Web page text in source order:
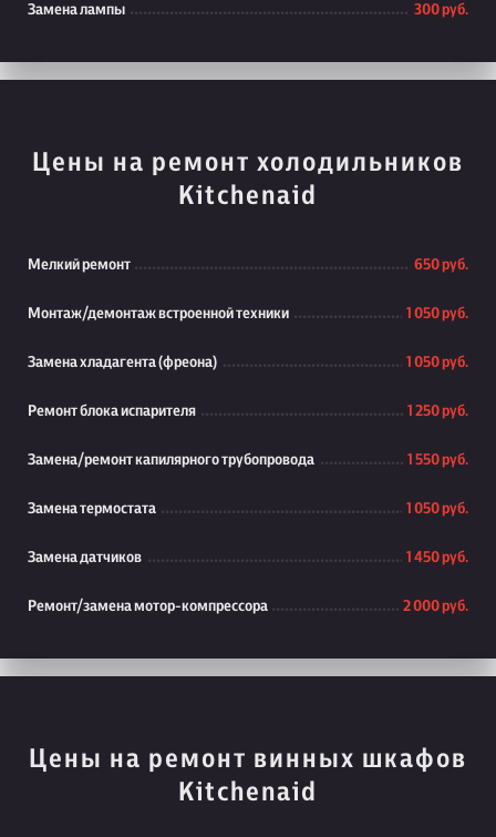
Замена лампы 300 руб.
Цены на ремонт холодильников
Kitchenaid
Мелкий ремонт 650 руб.
Монтаж/демонтаж встроенной техники 1 050 руб.
Замена хладагента (фреона) 1 050 руб.
Ремонт блока испарителя 1 250 руб.
Замена/ремонт капилярного трубопровода 1 550 руб.
Замена термостата 1 050 руб.
Замена датчиков 1 450 руб.
Ремонт/замена мотор-компрессора 2 000 руб.
Цены на ремонт винных шкафов
Kitchenaid